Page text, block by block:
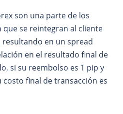
son una parte de los
se reintegran al cliente
en un spread
en el resultado final de
si su reembolso es 1 pip y
costo final de transacción es